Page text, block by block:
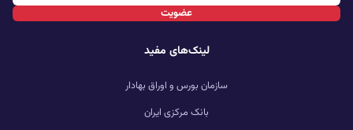
عضویت
لینک‌های مفید
سازمان بورس و اوراق بهادار
بانک مرکزی ایران